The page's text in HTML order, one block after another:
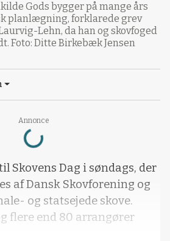
Annonce
Loading...
Gods bygger på mange års
planlægning, forklarede grev
Lehn, da han og skovfoged
Foto: Ditte Birkebæk Jensen
Skovens Dag i søndags, der
af Dansk Skovforening og
og statsejede skove.
flere end 80 arrangører